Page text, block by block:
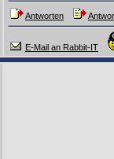
Antworten
E-Mail an Rabbit-IT